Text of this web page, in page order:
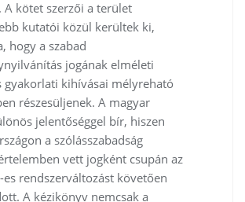
A kötet szerzői a terület
kutatói közül kerültek ki,
hogy a szabad
jogának elméleti
gyakorlati kihívásai mélyreható
részesüljenek. A magyar
jelentőséggel bír, hiszen
a szólásszabadság
vett jogként csupán az
rendszerváltozást követően
A kézikönyv nemcsak a